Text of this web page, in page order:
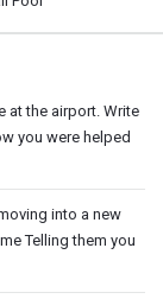
at the airport. Write
you were helped
into a new
Telling them you